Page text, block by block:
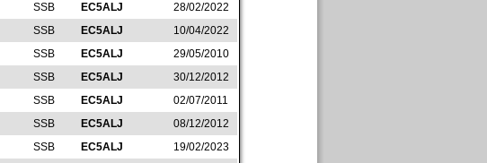
SSB EC5ALJ
28/02/2022
SSB EC5ALJ
10/04/2022
SSB EC5ALJ
29/05/2010
SSB EC5ALJ
30/12/2012
SSB EC5ALJ
02/07/2011
SSB EC5ALJ
08/12/2012
SSB EC5ALJ
19/02/2023